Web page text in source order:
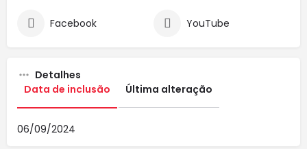
Facebook YouTube
Detalhes
Data de inclusão
Última alteração
06/09/2024